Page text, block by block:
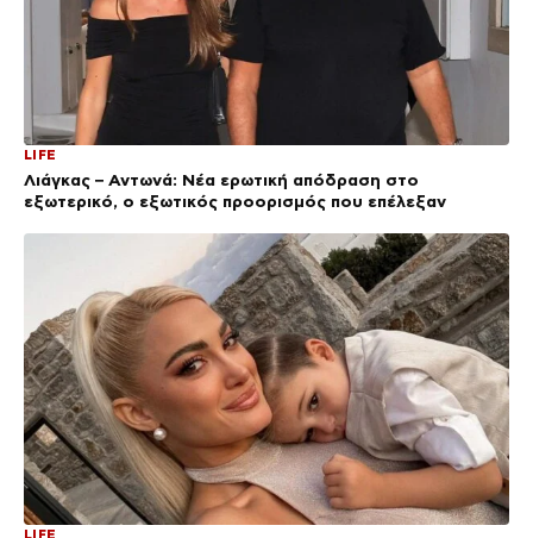
LIFE
Λιάγκας – Αντωνά: Νέα ερωτική απόδραση στο
εξωτερικό, ο εξωτικός προορισμός που επέλεξαν
LIFE